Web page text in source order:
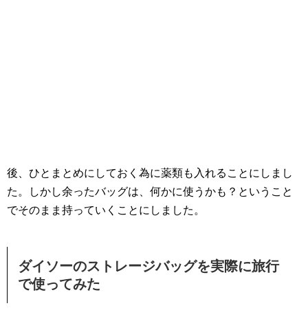
後、ひとまとめにしておく為に薬類も入れることにしまし
た。しかし余ったバッグは、何かに使うかも？ということ
でそのまま持っていくことにしました。
ダイソーのストレージバッグを実際に旅行
で使ってみた